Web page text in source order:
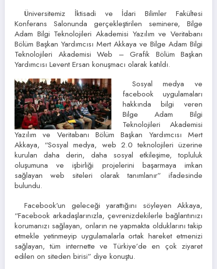
Üniversitemiz İktisadi ve İdari Bilimler Fakültesi
Konferans Salonunda gerçekleştirilen seminere, Bilge
Adam Bilgi Teknolojileri Akademisi Yazılım ve Veritabanı
Bölüm Başkan Yardımcısı Mert Akkaya ve Bilge Adam Bilgi
Teknolojileri Akademisi Web – Grafik Bölüm Başkan
Yardımcısı Levent Ersan konuşmacı olarak katıldı.
Sosyal medya ve
facebook uygulamaları
hakkında bilgi veren
Bilge Adam Bilgi
Teknolojileri Akademisi
Yazılım ve Veritabanı Bölüm Başkan Yardımcısı Mert
Akkaya, “Sosyal medya, web 2.0 teknolojileri üzerine
kurulan daha derin, daha sosyal etkileşime, topluluk
oluşumuna ve işbirliği projelerini başarmaya imkan
sağlayan web siteleri olarak tanımlanır” ifadesinde
bulundu.
Facebook’un geleceği yarattığını söyleyen Akkaya,
“Facebook arkadaşlarınızla, çevrenizdekilerle bağlantınızı
korumanızı sağlayan, onların ne yapmakta olduklarını takip
etmekle yetinmeyip uygulamalarla ortak hareket etmenizi
sağlayan, tüm internette ve Türkiye’de en çok ziyaret
edilen on siteden birisi” diye konuştu.